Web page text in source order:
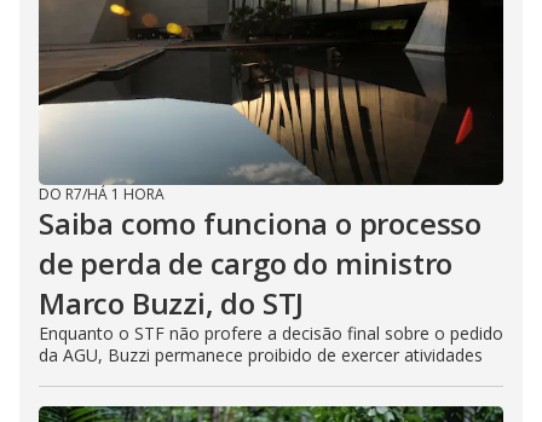
DO R7/HÁ 1 HORA
Saiba como funciona o processo
de perda de cargo do ministro
Marco Buzzi, do STJ
Enquanto o STF não profere a decisão final sobre o pedido
da AGU, Buzzi permanece proibido de exercer atividades